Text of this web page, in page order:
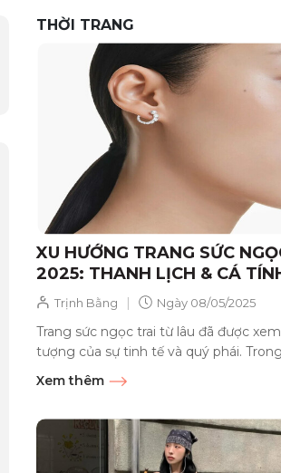
THỜI TRANG
XU HƯỚNG TRANG SỨC
2025: THANH LỊCH & CÁ
Trịnh Bằng | Ngày 08/05/2025
Trang sức ngọc trai từ lâu đã được
tượng của sự tinh tế và quý phái.
trang sức năm...
Xem thêm